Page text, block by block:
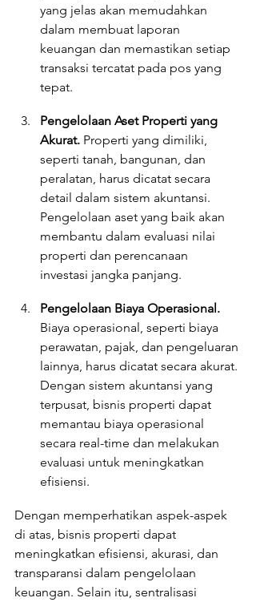
yang jelas akan memudahkan
dalam membuat laporan
keuangan dan memastikan setiap
transaksi tercatat pada pos yang
tepat.
Pengelolaan Aset Properti yang
Akurat. Properti yang dimiliki,
seperti tanah, bangunan, dan
peralatan, harus dicatat secara
detail dalam sistem akuntansi.
Pengelolaan aset yang baik akan
membantu dalam evaluasi nilai
properti dan perencanaan
investasi jangka panjang.
Pengelolaan Biaya Operasional.
Biaya operasional, seperti biaya
perawatan, pajak, dan pengeluaran
lainnya, harus dicatat secara akurat.
Dengan sistem akuntansi yang
terpusat, bisnis properti dapat
memantau biaya operasional
secara real-time dan melakukan
evaluasi untuk meningkatkan
efisiensi.
Dengan memperhatikan aspek-aspek
di atas, bisnis properti dapat
meningkatkan efisiensi, akurasi, dan
transparansi dalam pengelolaan
keuangan. Selain itu, sentralisasi